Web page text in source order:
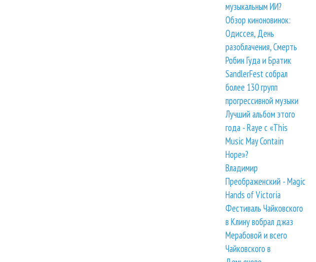
музыкальным ИИ?
Обзор киноновинок:
Одиссея, День
разоблачения, Смерть
Робин Гуда и Братик
SandlerFest собрал
более 130 групп
прогрессивной музыки
Лучший альбом этого
года - Raye с «This
Music May Contain
Hope»?
Владимир
Преображенский - Magic
Hands of Victoria
Фестиваль Чайковского
в Клину вобрал джаз
Мерабовой и всего
Чайковского в